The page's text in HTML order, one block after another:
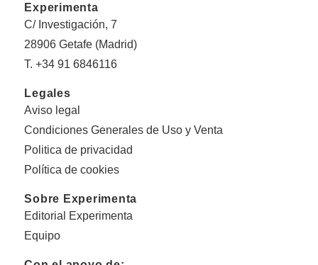
Experimenta
C/ Investigación, 7
28906 Getafe (Madrid)
T. +34 91 6846116
Legales
Aviso legal
Condiciones Generales de Uso y Venta
Politica de privacidad
Política de cookies
Sobre Experimenta
Editorial Experimenta
Equipo